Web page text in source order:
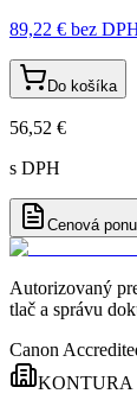
89,22 € bez
Do košíka
56,52 €
s DPH
Cenová
Autorizovaný
tlač a správu
Canon
KONTURA